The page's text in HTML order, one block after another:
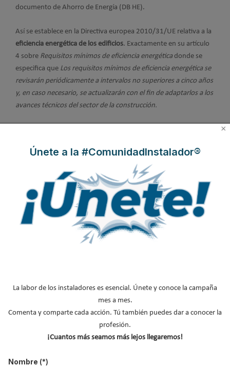
documento de Ahorro de Energía (DB HE).
Así se establece en la Directiva europea 2010/31/UE relativa a la
eficiencia energética de los edificios. Exactamente en su artículo
4 sobre Requisitos mínimos de eficiencia energética donde se
especifica que Los requisitos mínimos de eficiencia energética se
revisarán periódicamente a intervalos no superiores a cinco años
y, en caso necesario, se actualizarán con el fin de adaptarlos a los
avances técnicos del sector de la construcción.
de energía serán de obligado cumplimiento no más allá de 6
meses desde su entrada en vigor el 28 de Diciembre de 2019.
Leer más ...
profesionales para tratar la
transición energética en la
edificación y la climatización
Publicado en Asociaciones 18 Jun 2019
×
Únete a la #ComunidadInstalador®
La labor de los instaladores es esencial. Únete y conoce la campaña
mes a mes.
Comenta y comparte cada acción. Tú también puedes dar a conocer la
profesión.
¡Cuantos más seamos más lejos llegaremos!
Nombre (*)